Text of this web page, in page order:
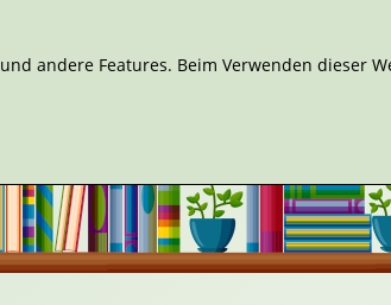
andere Features. Beim Verwenden dieser